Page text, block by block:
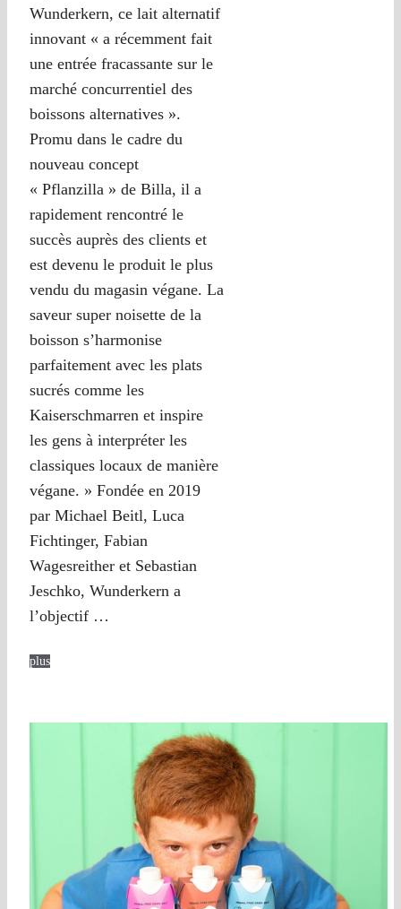
Wunderkern, ce lait alternatif
innovant « a récemment fait
une entrée fracassante sur le
marché concurrentiel des
boissons alternatives ».
Promu dans le cadre du
nouveau concept
« Pflanzilla » de Billa, il a
rapidement rencontré le
succès auprès des clients et
est devenu le produit le plus
vendu du magasin végane. La
saveur super noisette de la
boisson s’harmonise
parfaitement avec les plats
sucrés comme les
Kaiserschmarren et inspire
les gens à interpréter les
classiques locaux de manière
végane. » Fondée en 2019
par Michael Beitl, Luca
Fichtinger, Fabian
Wagesreither et Sebastian
Jeschko, Wunderkern a
l’objectif …
plus